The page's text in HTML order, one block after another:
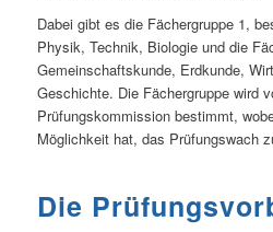
Dabei gibt es die Fächergruppe 1,
Physik, Technik, Biologie und die
Gemeinschaftskunde, Erdkunde,
Geschichte. Die Fächergruppe wird
Prüfungskommission bestimmt,
Möglichkeit hat, das Prüfungswach
Die